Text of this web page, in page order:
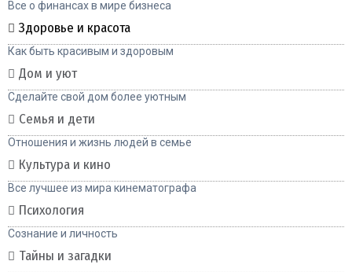
Все о финансах в мире бизнеса
Здоровье и красота
Как быть красивым и здоровым
Дом и уют
Сделайте свой дом более уютным
Семья и дети
Отношения и жизнь людей в семье
Культура и кино
Все лучшее из мира кинематографа
Психология
Сознание и личность
Тайны и загадки